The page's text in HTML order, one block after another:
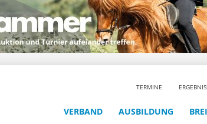
TERMINE
VERBAND AUSBILDUNG